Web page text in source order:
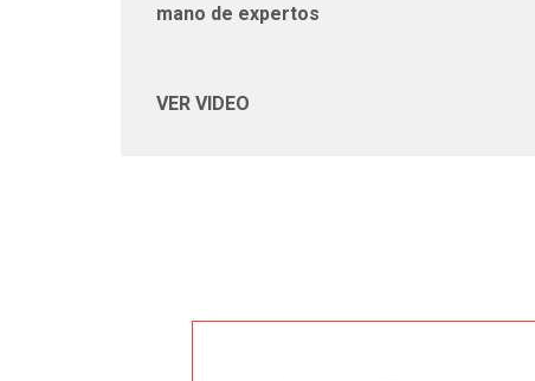
mano de expertos
VER VIDEO